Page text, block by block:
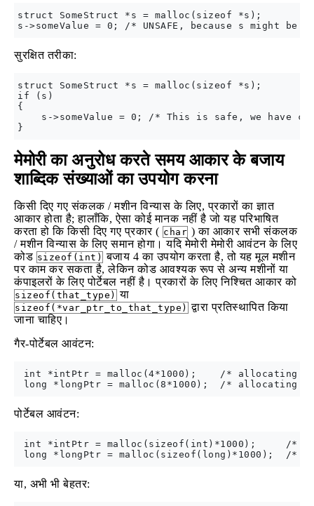
struct SomeStruct *s = malloc(sizeof *s);
सुरक्षित तरीका:
struct SomeStruct *s = malloc(sizeof *s);
if (s)
{
s->someValue = 0; /* This is safe, we have
मेमोरी का अनुरोध करते समय आकार के बजाय
शाब्दिक संख्याओं का उपयोग करना
किसी दिए गए संकलक / मशीन विन्यास के लिए, प्रकारों का ज्ञात
आकार होता है; हालाँकि, ऐसा कोई मानक नहीं है जो यह परिभाषित
करता हो कि किसी दिए गए प्रकार ( char ) का आकार सभी संकलक
/ मशीन विन्यास के लिए समान होगा। यदि मेमोरी मेमोरी आवंटन के लिए
कोड sizeof(int) बजाय 4 का उपयोग करता है, तो यह मूल मशीन
पर काम कर सकता है, लेकिन कोड आवश्यक रूप से अन्य मशीनों या
कंपाइलरों के लिए पोर्टेबल नहीं है। प्रकारों के लिए निश्चित आकार को
sizeof(that_type) या
sizeof(*var_ptr_to_that_type) द्वारा प्रतिस्थापित किया
जाना चाहिए।
गैर-पोर्टेबल आवंटन:
int *intPtr = malloc(4*1000);    /* allocating
पोर्टेबल आवंटन:
int *intPtr = malloc(sizeof(int)*1000);     /*
या, अभी भी बेहतर: